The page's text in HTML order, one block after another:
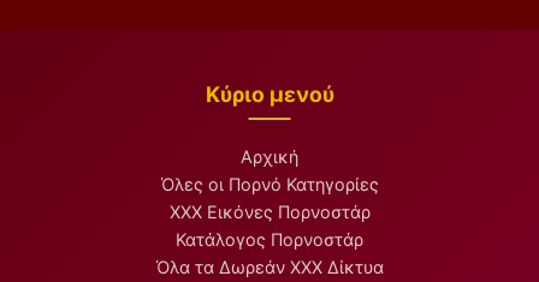
Κύριο μενού
Αρχική
Όλες οι Πορνό Κατηγορίες
XXX Εικόνες Πορνοστάρ
Κατάλογος Πορνοστάρ
Όλα τα Δωρεάν XXX Δίκτυα